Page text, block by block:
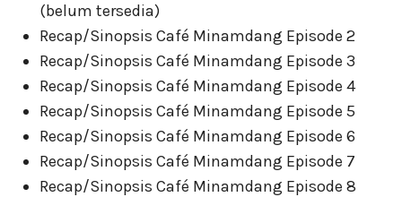
(belum tersedia)
Recap/Sinopsis Café Minamdang Episode 2
Recap/Sinopsis Café Minamdang Episode 3
Recap/Sinopsis Café Minamdang Episode 4
Recap/Sinopsis Café Minamdang Episode 5
Recap/Sinopsis Café Minamdang Episode 6
Recap/Sinopsis Café Minamdang Episode 7
Recap/Sinopsis Café Minamdang Episode 8